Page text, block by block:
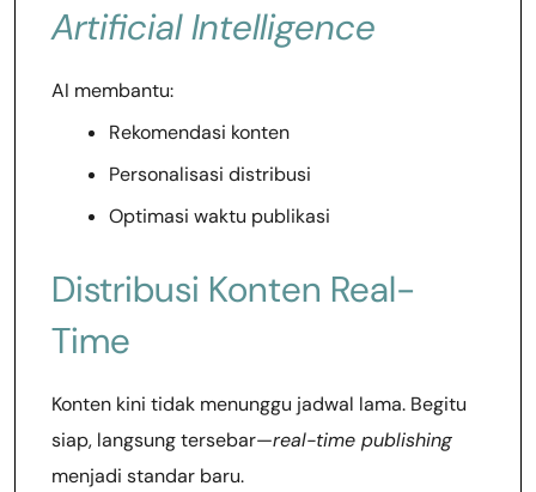
Artificial Intelligence
AI membantu:
Rekomendasi konten
Personalisasi distribusi
Optimasi waktu publikasi
Distribusi Konten Real-
Time
Konten kini tidak menunggu jadwal lama. Begitu
siap, langsung tersebar—real-time publishing
menjadi standar baru.